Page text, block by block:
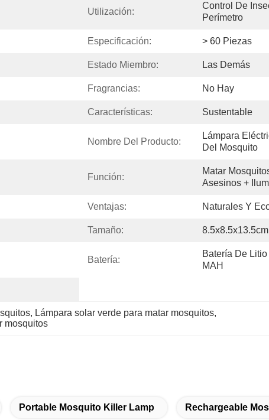
Utilización:
Control De
Perímetro
Especificación: > 60 Piezas
Estado Miembro: Las Demás
Fragrancias: No Hay
Características: Sustentable
Nombre Del Producto:
Lámpara
Del Mosquito
Función:
Matar
Asesinos +
Ventajas: Naturales Y
Tamaño: 8.5x8.5x13.5cm
Batería:
Batería De
MAH
, Lámpara solar verde para matar mosquitos,
mosquitos
Portable Mosquito Killer Lamp Rechargeable